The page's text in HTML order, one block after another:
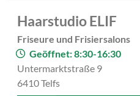
Haarstudio ELIF
Friseure und Frisiersalons
Geöffnet: 8:30-16:30
Untermarktstraße 9
6410 Telfs